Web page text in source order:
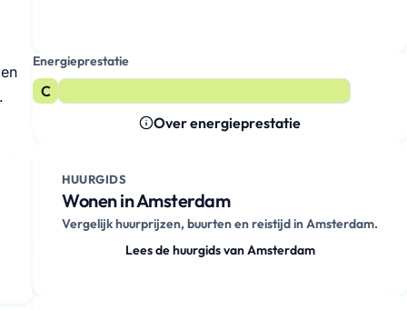
Energieprestatie
C
Over energieprestatie
HUURGIDS
Wonen in Amsterdam
Vergelijk huurprijzen, buurten en reistijd in Amsterdam.
Lees de huurgids van Amsterdam